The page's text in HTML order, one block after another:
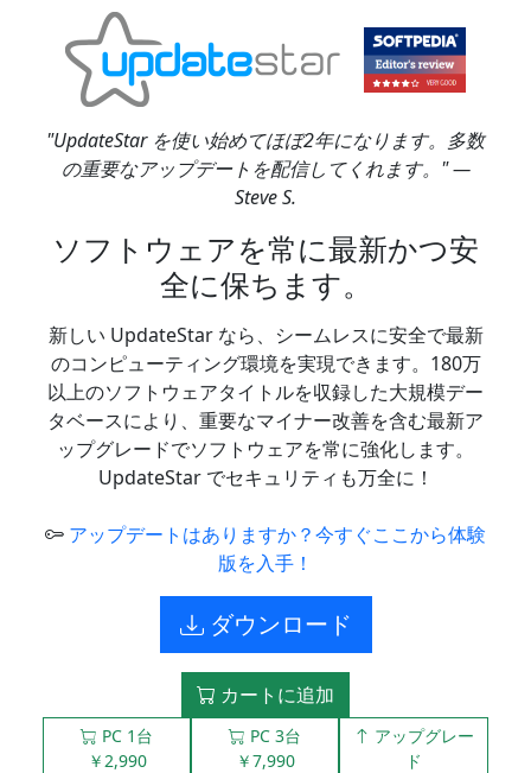
"UpdateStar を使い始めてほぼ2年になります。多数
の重要なアップデートを配信してくれます。" —
Steve S.
ソフトウェアを常に最新かつ安
全に保ちます。
新しい UpdateStar なら、シームレスに安全で最新
のコンピューティング環境を実現できます。180万
以上のソフトウェアタイトルを収録した大規模デー
タベースにより、重要なマイナー改善を含む最新ア
ップグレードでソフトウェアを常に強化します。
UpdateStar でセキュリティも万全に！
アップデートはありますか？今すぐここから体験
版を入手！
ダウンロード
カートに追加
PC 1台
￥2,990
PC 3台
￥7,990
アップグレー
ド